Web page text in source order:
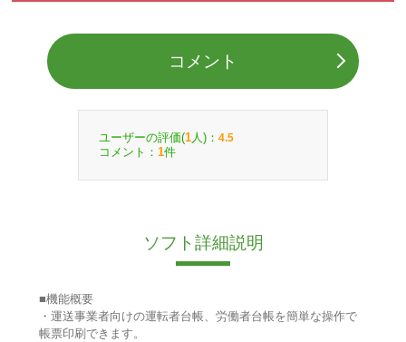
コメント
ユーザーの評価(1 人)： 4.5
コメント： 1件
ソフト詳細説明
■機能概要
・運送事業者向けの運転者台帳、労働者台帳を簡単な操作で
帳票印刷できます。